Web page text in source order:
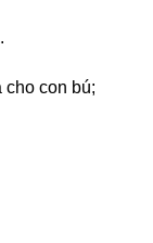
cho con bú;